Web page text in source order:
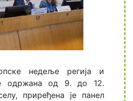
недеље регија и
одржана од 9. до 12.
приређена је панел